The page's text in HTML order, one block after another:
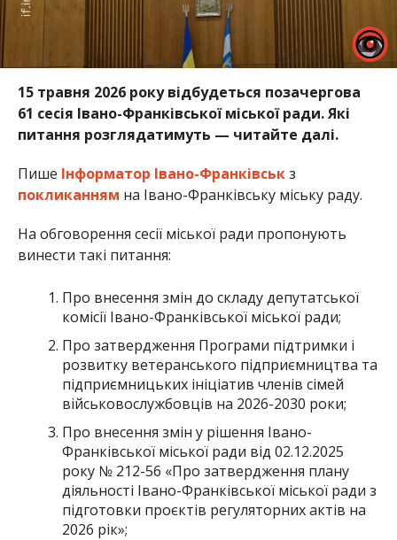
15 травня 2026 року відбудеться позачергова
61 сесія Івано-Франківської міської ради. Які
питання розглядатимуть — читайте далі.
Пише Інформатор Івано-Франківськз
покликанням на Івано-Франківську міську раду.
На обговорення сесії міської ради пропонують
винести такі питання:
Про внесення змін до складу депутатської
комісії Івано-Франківської міської ради;
Про затвердження Програми підтримки і
розвитку ветеранського підприємництва та
підприємницьких ініціатив членів сімей
військовослужбовців на 2026-2030 роки;
Про внесення змін у рішення Івано-
Франківської міської ради від 02.12.2025
року № 212-56 «Про затвердження плану
діяльності Івано-Франківської міської ради з
підготовки проєктів регуляторних актів на
2026 рік»;